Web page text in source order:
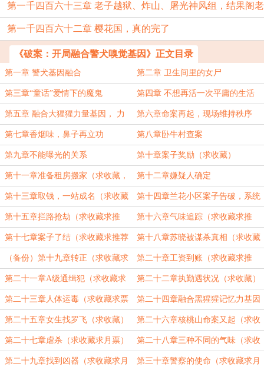
从我们眼皮底下
第一千四百六十三章 老子越狱、炸山、屠光神风组，结果阁老
亲自来门口接我
第一千四百六十二章 樱花国，真的完了
《破案：开局融合警犬嗅觉基因》正文目录
第一章 警犬基因融合 第二章 卫生间里的女尸
第三章“童话”爱情下的魔鬼 第四章 不想再活一次平庸的生活
第五章 融合大猩猩力量基因， 力
量暴涨
第六章命案再起，现场维持秩序
第七章香烟味，鼻子再立功 第八章卧牛村查案
第九章不能曝光的关系 第十章案子奖励（求收藏）
第十一章准备租房搬家（求收藏，
求票票）
第十二章嫌疑人确定
第十三章取钱，一站成名（求收藏
求票票）
第十四章兰花小区案子告破，系统
奖励（求收藏票票）
第十五章拦路抢劫（求收藏求推
荐）
第十六章气味追踪（求收藏求推
荐）
第十七章案子了结（求收藏求推荐
票）
第十八章苏晓被谋杀真相（求收藏
求推荐）
（备份）第十九章转正（求收藏求
票票）
第二十章工资到账（求收藏求推
荐）
第二十一章A级通缉犯（求收藏求
票票）
第二十二章执勤遇状况（求收藏）
第二十三章人体运毒（求收藏求票
票）
第二十四章融合黑猩猩记忆力基因
（求收藏）
第二十五章女生找罗飞（求收藏） 第二十六章核桃山命案又起（求收
藏）
第二十七章虐杀（求收藏求月票） 第二十八章三种不同的气味（求收
藏）
第二十九章找到凶器（求收藏求月 第三十章警察的使命（求收藏求月